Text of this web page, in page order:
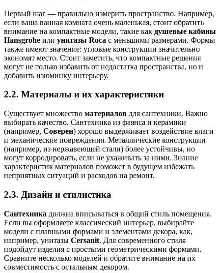
Первый шаг — правильно измерить пространство. Например,
если ваша ванная комната очень маленькая, стоит обратить
внимание на компактные модели, такие как душевые кабины
Hansgrohe или унитазы Roca с меньшими размерами. Формы
также имеют значение: угловые конструкции значительно
экономят место. Стоит заметить, что компактные решения
могут не только избавить от недостатка пространства, но и
добавить изюминку интерьеру.
2.2. Материалы и их характеристики
Существует множество материалов для сантехники. Важно
выбирать качество. Сантехника из фаянса и керамики
(например, Соверен) хорошо выдерживает воздействие влаги
и механические повреждения. Металлические конструкции
(например, из нержавеющей стали) более устойчивы, но
могут корродировать, если не ухаживать за ними. Знание
характеристик материалов поможет в будущем избежать
неприятных ситуаций и расходов на ремонт.
2.3. Дизайн и стилистика
Сантехника должна вписываться в общий стиль помещения.
Если вы оформляете классический интерьер, выбирайте
модели с плавными формами и элементами декора, как,
например, унитазы Cersanit. Для современного стиля
подойдут изделия с простыми геометрическими формами.
Сравните несколько моделей и обратите внимание на их
совместимость с остальным декором.